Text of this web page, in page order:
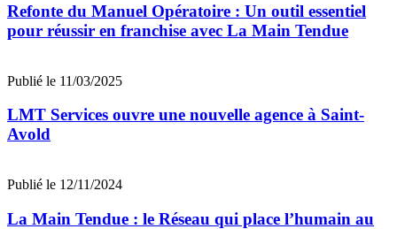
Refonte du Manuel Opératoire : Un outil essentiel
pour réussir en franchise avec La Main Tendue
Publié le 11/03/2025
LMT Services ouvre une nouvelle agence à Saint-
Avold
Publié le 12/11/2024
La Main Tendue : le Réseau qui place l’humain au